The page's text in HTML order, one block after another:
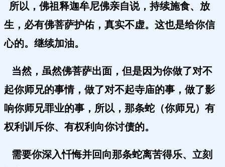
所以，佛祖释迦牟尼佛亲自说，持续施食、放
生，必有佛菩萨护佑，真实不虚。这也是给你信
心的。继续加油。
当然，虽然佛菩萨出面，但是因为你做了对不
起你师兄的事情，做了对不起寺庙的事，做了影
响你师兄罪业的事，所以，那条蛇（你师兄）有
权利训斥你、有权利向你讨债的。
需要你深入忏悔并回向那条蛇离苦得乐、立刻